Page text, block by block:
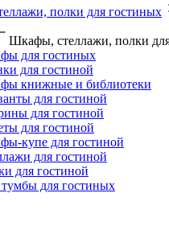
полки для гостиных
Шкафы, стеллажи, полки
для гостиных
для гостиной
книжные и библиотеки
для гостиной
для гостиной
для гостиной
купе для гостиной
для гостиной
для гостиной
для гостиных